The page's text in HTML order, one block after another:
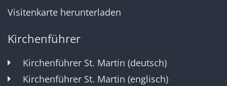
Visitenkarte herunterladen
Kirchenführer
Kirchenführer St. Martin (deutsch)
Kirchenführer St. Martin (englisch)